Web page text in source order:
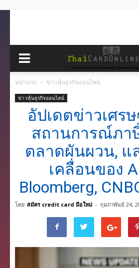
หน้าแรก ข่าวหุ้นธุรกิจออนไลน์
ข่าวหุ้นธุรกิจออนไลน์
อัปเดตข่าวเศร
สถานการณ์ภา
ตลาดผันผวน, แ
เคลื่อนของ
Bloomberg,
โดย สมัคร credit card มือใหม่ - กุมภาพันธ์ 24,